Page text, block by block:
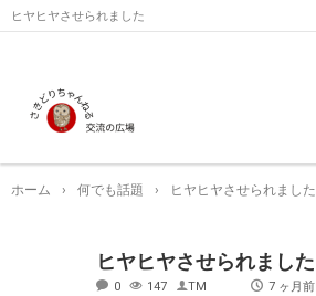
ヒヤヒヤさせられました
ホーム › 何でも話題 › ヒヤヒヤさせられました
ヒヤヒヤさせられました
0 147 TM 7 ヶ月前